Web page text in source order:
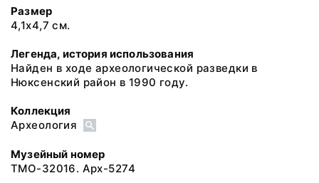
Размер
4,1х4,7 см.
Легенда, история использования
Найден в ходе археологической разведки в
Нюксенский район в 1990 году.
Коллекция
Археология
Музейный номер
ТМО-32016. Арх-5274